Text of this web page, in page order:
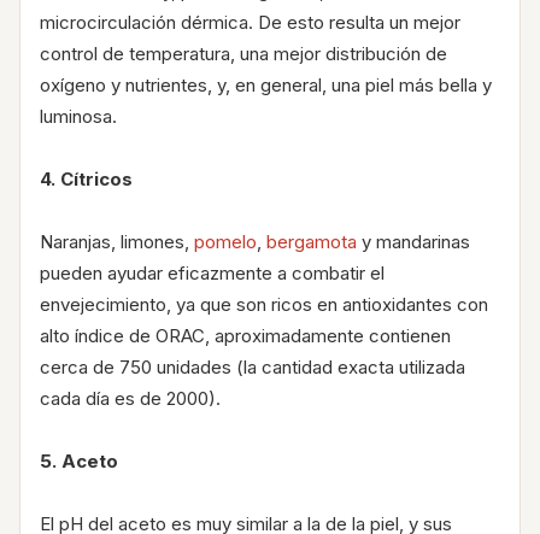
microcirculación dérmica. De esto resulta un mejor
control de temperatura, una mejor distribución de
oxígeno y nutrientes, y, en general, una piel más bella y
luminosa.
4. Cítricos
Naranjas, limones, pomelo, bergamota y mandarinas
pueden ayudar eficazmente a combatir el
envejecimiento, ya que son ricos en antioxidantes con
alto índice de ORAC, aproximadamente contienen
cerca de 750 unidades (la cantidad exacta utilizada
cada día es de 2000).
5. Aceto
El pH del aceto es muy similar a la de la piel, y sus